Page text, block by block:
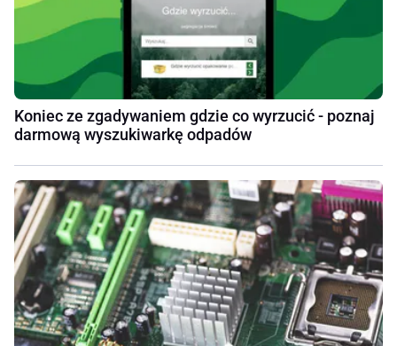
Koniec ze zgadywaniem gdzie co wyrzucić - poznaj
darmową wyszukiwarkę odpadów